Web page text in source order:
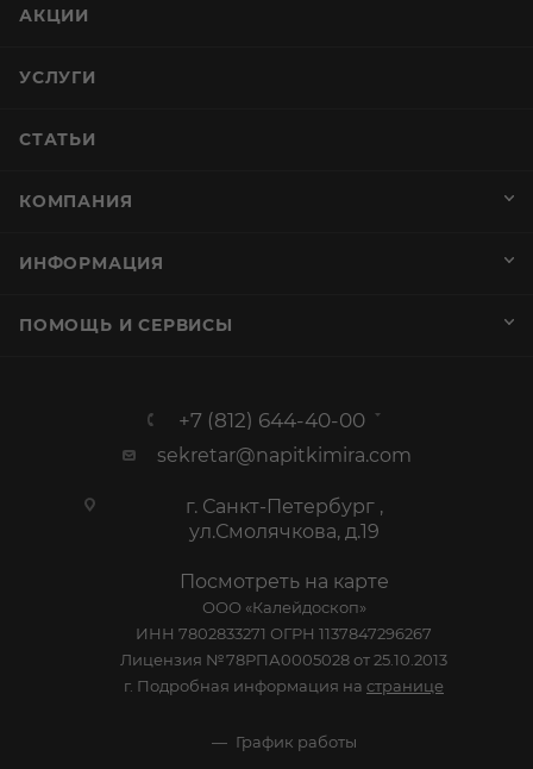
АКЦИИ
УСЛУГИ
СТАТЬИ
КОМПАНИЯ
ИНФОРМАЦИЯ
ПОМОЩЬ И СЕРВИСЫ
+7 (812) 644-40-00
sekretar@napitkimira.com
г. Санкт-Петербург ,
ул.Смолячкова, д.19
Посмотреть на карте
ООО «Калейдоскоп»
ИНН 7802833271 ОГРН 1137847296267
Лицензия №78РПА0005028 от 25.10.2013
г. Подробная информация на странице
График работы